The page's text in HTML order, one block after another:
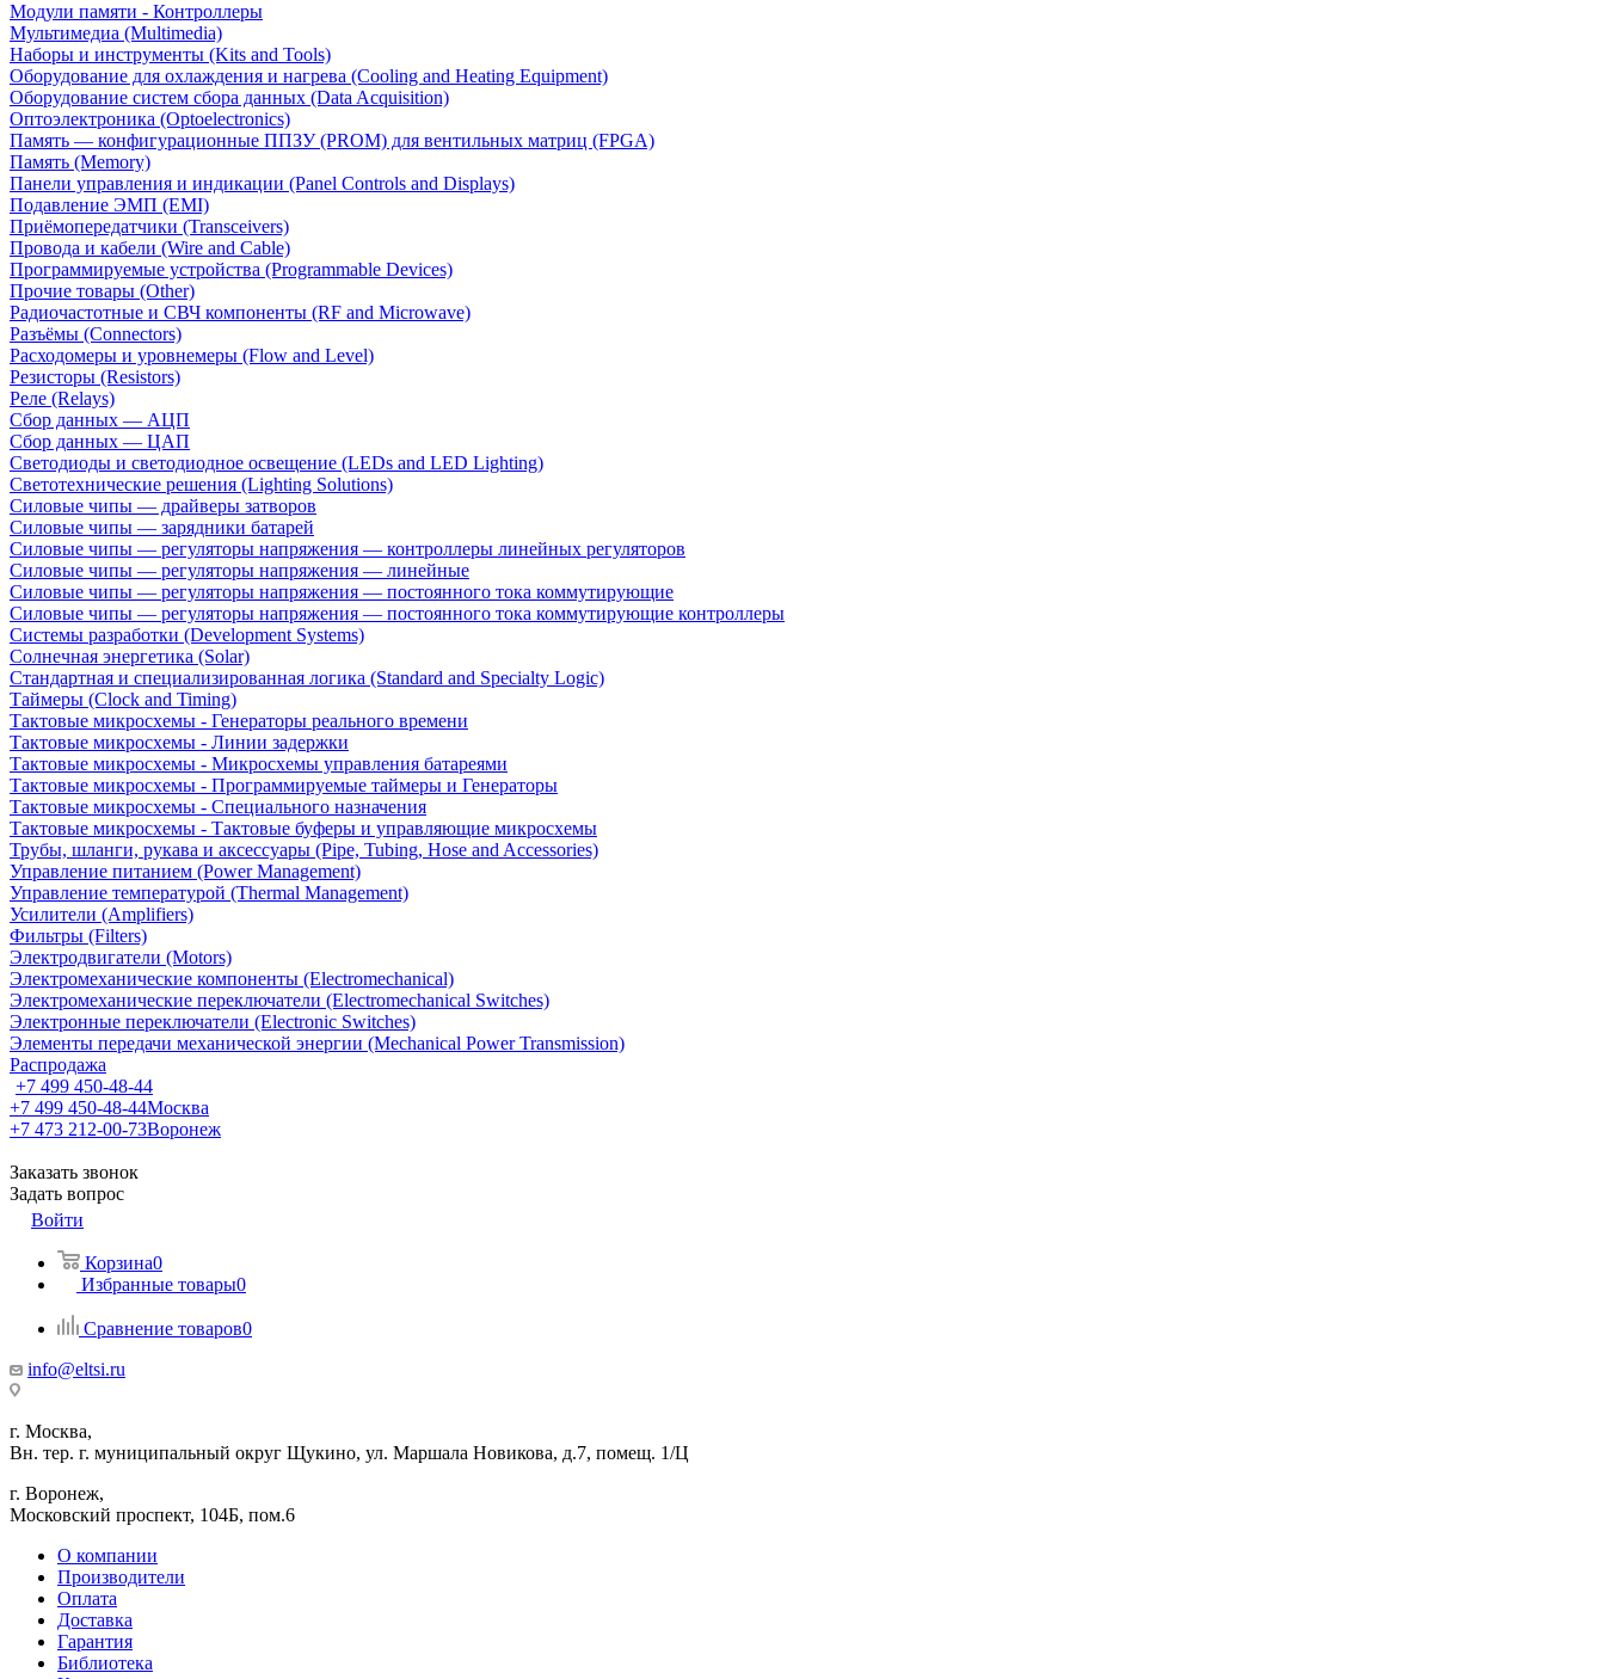
Модули памяти - Контроллеры
Мультимедиа (Multimedia)
Наборы и инструменты (Kits and Tools)
Оборудование для охлаждения и нагрева (Cooling and Heating Equipment)
Оборудование систем сбора данных (Data Acquisition)
Оптоэлектроника (Optoelectronics)
Память — конфигурационные ППЗУ (PROM) для вентильных матриц (FPGA)
Память (Memory)
Панели управления и индикации (Panel Controls and Displays)
Подавление ЭМП (EMI)
Приёмопередатчики (Transceivers)
Провода и кабели (Wire and Cable)
Программируемые устройства (Programmable Devices)
Прочие товары (Other)
Радиочастотные и СВЧ компоненты (RF and Microwave)
Разъёмы (Connectors)
Расходомеры и уровнемеры (Flow and Level)
Резисторы (Resistors)
Реле (Relays)
Сбор данных — АЦП
Сбор данных — ЦАП
Светодиоды и светодиодное освещение (LEDs and LED Lighting)
Светотехнические решения (Lighting Solutions)
Силовые чипы — драйверы затворов
Силовые чипы — зарядники батарей
Силовые чипы — регуляторы напряжения — контроллеры линейных регуляторов
Силовые чипы — регуляторы напряжения — линейные
Силовые чипы — регуляторы напряжения — постоянного тока коммутирующие
Силовые чипы — регуляторы напряжения — постоянного тока коммутирующие контроллеры
Системы разработки (Development Systems)
Солнечная энергетика (Solar)
Стандартная и специализированная логика (Standard and Specialty Logic)
Таймеры (Clock and Timing)
Тактовые микросхемы - Генераторы реального времени
Тактовые микросхемы - Линии задержки
Тактовые микросхемы - Микросхемы управления батареями
Тактовые микросхемы - Программируемые таймеры и Генераторы
Тактовые микросхемы - Специального назначения
Тактовые микросхемы - Тактовые буферы и управляющие микросхемы
Трубы, шланги, рукава и аксессуары (Pipe, Tubing, Hose and Accessories)
Управление питанием (Power Management)
Управление температурой (Thermal Management)
Усилители (Amplifiers)
Фильтры (Filters)
Электродвигатели (Motors)
Электромеханические компоненты (Electromechanical)
Электромеханические переключатели (Electromechanical Switches)
Электронные переключатели (Electronic Switches)
Элементы передачи механической энергии (Mechanical Power Transmission)
Распродажа
+7 499 450-48-44
+7 499 450-48-44Москва
+7 473 212-00-73Воронеж
Заказать звонок
Задать вопрос
Войти
Корзина0
Избранные товары0
Сравнение товаров0
info@eltsi.ru
г. Москва,
Вн. тер. г. муниципальный округ Щукино, ул. Маршала Новикова, д.7, помещ. 1/Ц
г. Воронеж,
​Московский проспект, 104Б, пом.6
О компании
Производители
Оплата
Доставка
Гарантия
Библиотека